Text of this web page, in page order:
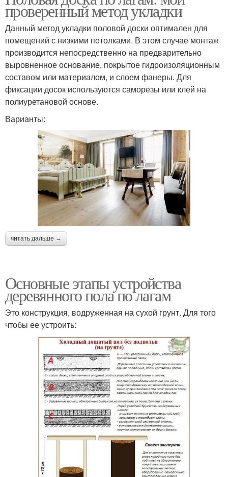
проверенный метод укладки
Данный метод укладки половой доски оптимален для
помещений с низкими потолками. В этом случае монтаж
производится непосредственно на предварительно
выровненное основание, покрытое гидроизоляционным
составом или материалом, и слоем фанеры. Для
фиксации досок используются саморезы или клей на
полиуретановой основе.
Варианты:
читать дальше →
Основные этапы устройства
деревянного пола по лагам
Это конструкция, водруженная на сухой грунт. Для того
чтобы ее устроить: